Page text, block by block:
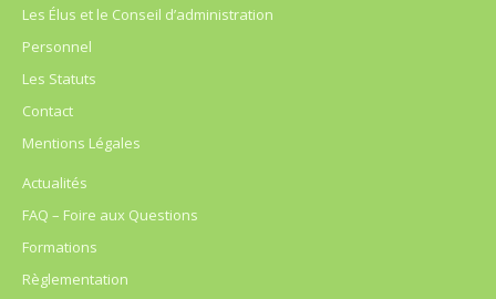
Les Élus et le Conseil d’administration
Personnel
Les Statuts
Contact
Mentions Légales
Actualités
FAQ – Foire aux Questions
Formations
Règlementation